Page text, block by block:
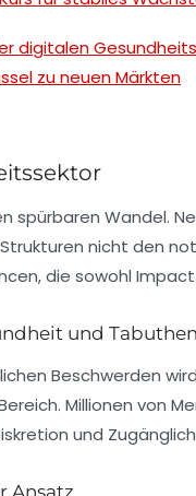
digitalen
zu neuen Märkten
spürbaren Wandel.
nicht den
die sowohl Impact
und
Beschwerden
Millionen von
und